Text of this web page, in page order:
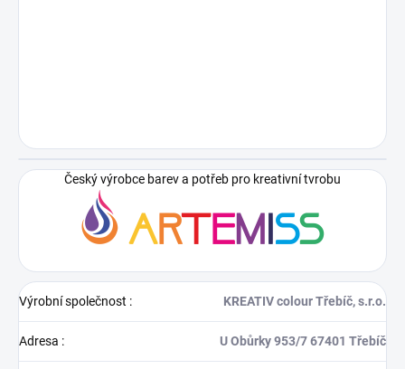
Český výrobce barev a potřeb pro kreativní tvrobu
Výrobní společnost : KREATIV colour Třebíč, s.r.o.
Adresa : U Obůrky 953/7 67401 Třebíč